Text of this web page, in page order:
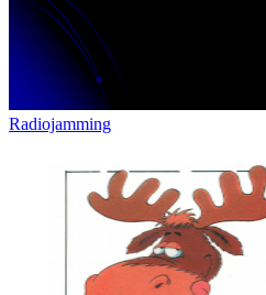
Radiojamming